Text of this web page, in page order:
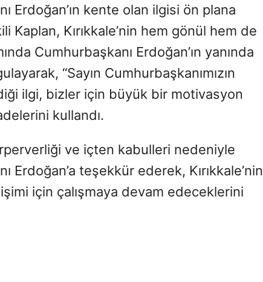
Erdoğan’ın kente olan ilgisi ön plana
Kaplan, Kırıkkale’nin hem gönül hem de
Cumhurbaşkanı Erdoğan’ın yanında
“Sayın Cumhurbaşkanımızın
ilgi, bizler için büyük bir motivasyon
kullandı.
ve içten kabulleri nedeniyle
Erdoğan’a teşekkür ederek, Kırıkkale’nin
için çalışmaya devam edeceklerini